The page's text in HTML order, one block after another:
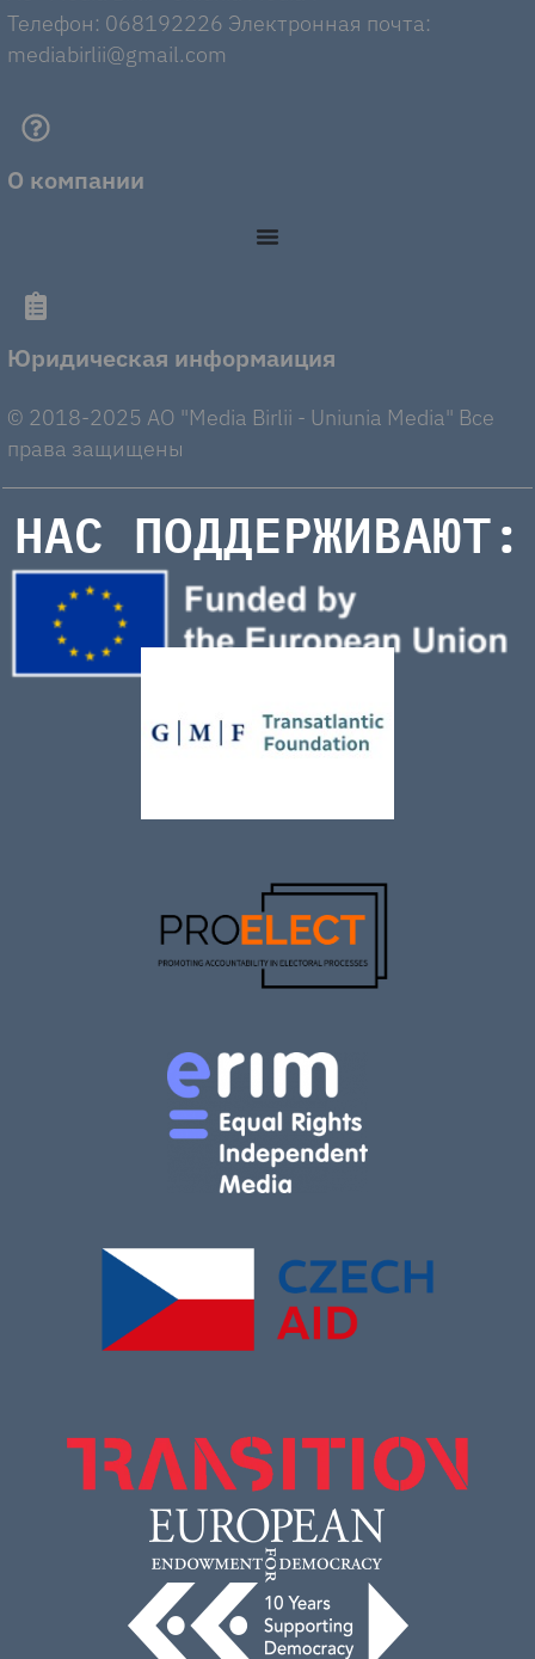
Телефон: 068192226 Электронная почта:
mediabirlii@gmail.com
О компании
Юридическая информаиция
© 2018-2025 AO "Media Birlii - Uniunia Media" Все
права защищены
НАС ПОДДЕРЖИВАЮТ: